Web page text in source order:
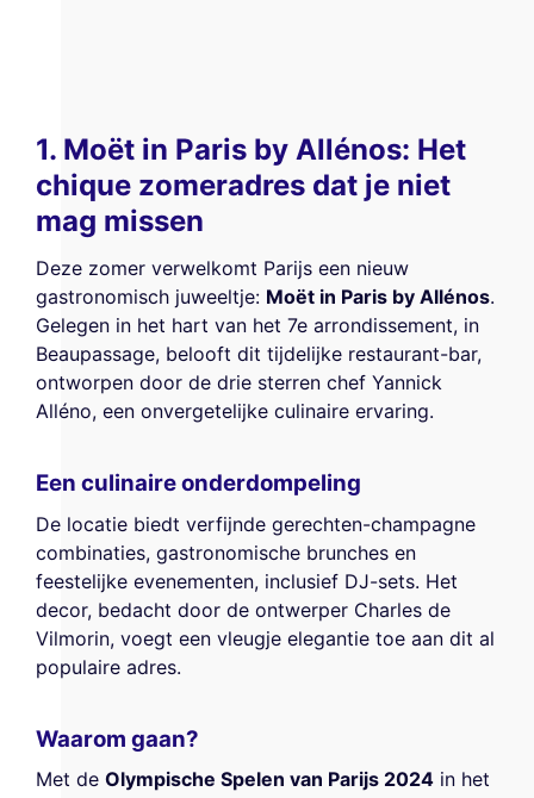
1. Moët in Paris by Allénos: Het
chique zomeradres dat je niet
mag missen
Deze zomer verwelkomt Parijs een nieuw
gastronomisch juweeltje: Moët in Paris by Allénos.
Gelegen in het hart van het 7e arrondissement, in
Beaupassage, belooft dit tijdelijke restaurant-bar,
ontworpen door de drie sterren chef Yannick
Alléno, een onvergetelijke culinaire ervaring.
Een culinaire onderdompeling
De locatie biedt verfijnde gerechten-champagne
combinaties, gastronomische brunches en
feestelijke evenementen, inclusief DJ-sets. Het
decor, bedacht door de ontwerper Charles de
Vilmorin, voegt een vleugje elegantie toe aan dit al
populaire adres.
Waarom gaan?
Met de Olympische Spelen van Parijs 2024 in het